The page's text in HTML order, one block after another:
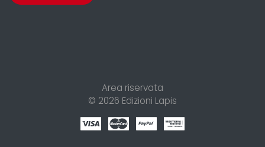
Area riservata
© 2026 Edizioni Lapis